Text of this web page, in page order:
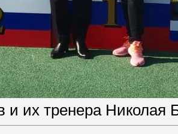
и их тренера Николая